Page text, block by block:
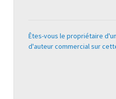
Êtes-vous le propriétaire
d'auteur commercial sur